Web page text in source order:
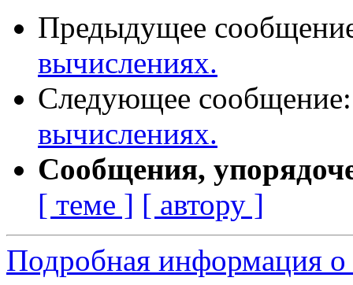
Предыдущее
вычислениях.
Следующее
вычислениях.
Сообщения,
[ теме ] [ автору ]
Подробная информация о